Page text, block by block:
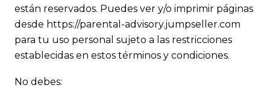
están reservados. Puedes ver y/o imprimir páginas
desde https://parental-advisory.jumpseller.com
para tu uso personal sujeto a las restricciones
establecidas en estos términos y condiciones.
No debes: